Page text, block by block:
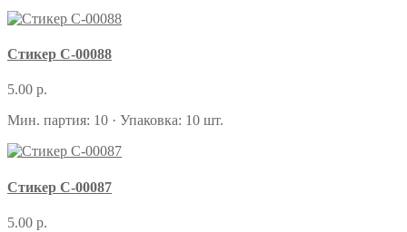
Стикер С-00088
5.00 р.
Мин. партия: 10 · Упаковка: 10 шт.
Стикер С-00087
5.00 р.